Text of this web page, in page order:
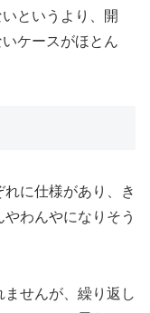
というより、開
ケースがほとん
に仕様があり、き
わんやになりそう
せんが、繰り返し